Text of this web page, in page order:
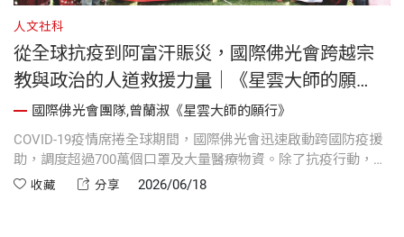
人文社科
從全球抗疫到阿富汗賑災，國際佛光會跨越宗
教與政治的人道救援力量｜《星雲大師的願
行》國際佛光會團隊,曾蘭淑《星雲大師的願行》
COVID-19疫情席捲全球期間，國際佛光會迅速啟動跨國防疫援
助，調度超過700萬個口罩及大量醫療物資。除了抗疫行動，佛
光會更在阿富汗地震後挺進災區，成為少數持續提供援助的國
收藏 分享 2026/06/18